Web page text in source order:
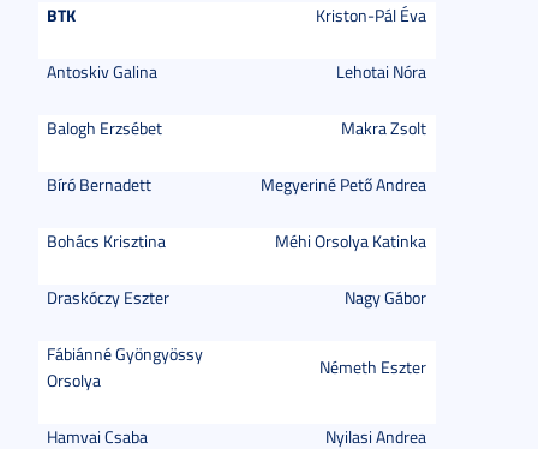
BTK Kriston-Pál Éva
Antoskiv Galina Lehotai Nóra
Balogh Erzsébet Makra Zsolt
Bíró Bernadett Megyeriné Pető Andrea
Bohács Krisztina Méhi Orsolya Katinka
Draskóczy Eszter Nagy Gábor
Fábiánné Gyöngyössy
Orsolya
Németh Eszter
Hamvai Csaba Nyilasi Andrea